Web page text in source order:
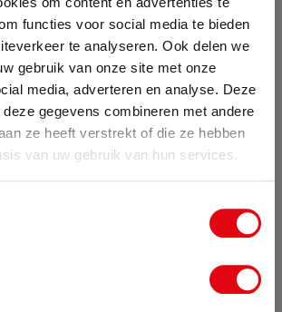
functies voor social media te bieden
te analyseren. Ook delen we
gebruik van onze site met onze
media, adverteren en analyse. Deze
gegevens combineren met andere
ze heeft verstrekt of die ze hebben
van uw gebruik van hun services.
Zomervakantie
die in deze periode worden